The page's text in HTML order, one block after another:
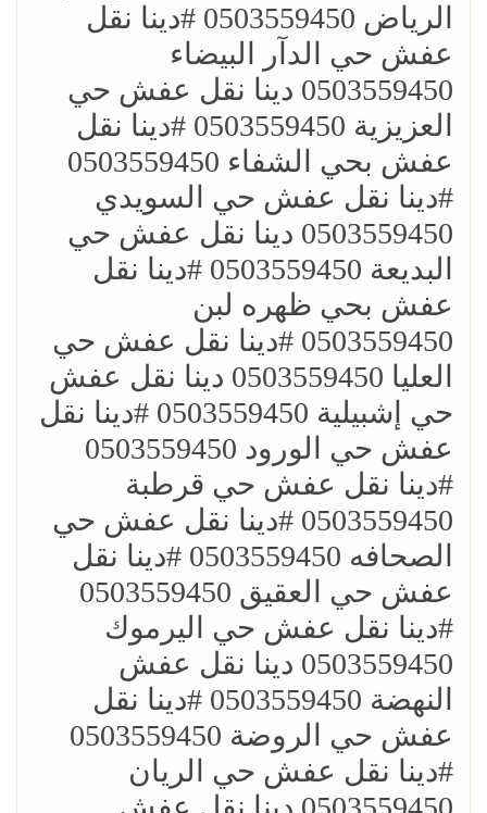
الرياض 0503559450 ؜#دينا نقل
عفش حي الدآر البيضاء
0503559450 دينا نقل عفش حي
العزيزية 0503559450 ؜#دينا نقل
عفش بحي الشفاء 0503559450
؜#دينا نقل عفش حي السويدي
0503559450 دينا نقل عفش حي
البديعة 0503559450 ؜#دينا نقل
عفش بحي ظهره لبن
0503559450 ؜#دينا نقل عفش حي
العليا 0503559450 دينا نقل عفش
حي إشبيلية 0503559450 ؜#دينا نقل
عفش حي الورود 0503559450
؜#دينا نقل عفش حي قرطبة
0503559450 ؜#دينا نقل عفش حي
الصحافه 0503559450 ؜#دينا نقل
عفش حي العقيق 0503559450
؜#دينا نقل عفش حي اليرموك
0503559450 دينا نقل عفش
النهضة 0503559450 ؜#دينا نقل
عفش حي الروضة 0503559450
؜#دينا نقل عفش حي الريان